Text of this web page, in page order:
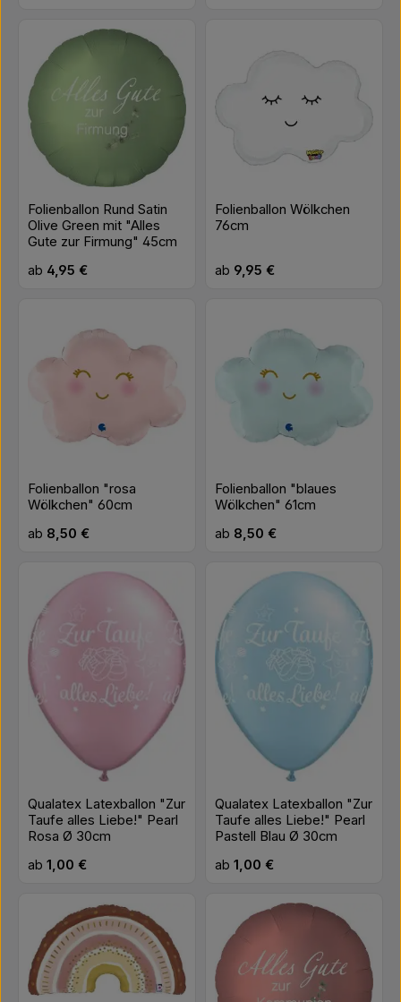
Folienballon Rund Satin
Olive Green mit "Alles
Gute zur Firmung" 45cm
Regulärer Preis:
ab 4,95 €
Folienballon Wölkchen
76cm
Regulärer Preis:
ab 9,95 €
Folienballon "rosa
Wölkchen" 60cm
Regulärer Preis:
ab 8,50 €
Folienballon "blaues
Wölkchen" 61cm
Regulärer Preis:
ab 8,50 €
Qualatex Latexballon "Zur
Taufe alles Liebe!" Pearl
Rosa Ø 30cm
Regulärer Preis:
ab1,00 €
Qualatex Latexballon "Zur
Taufe alles Liebe!" Pearl
Pastell Blau Ø 30cm
Regulärer Preis:
ab1,00 €